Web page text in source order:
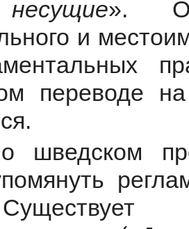
».
и
переводе
шведском